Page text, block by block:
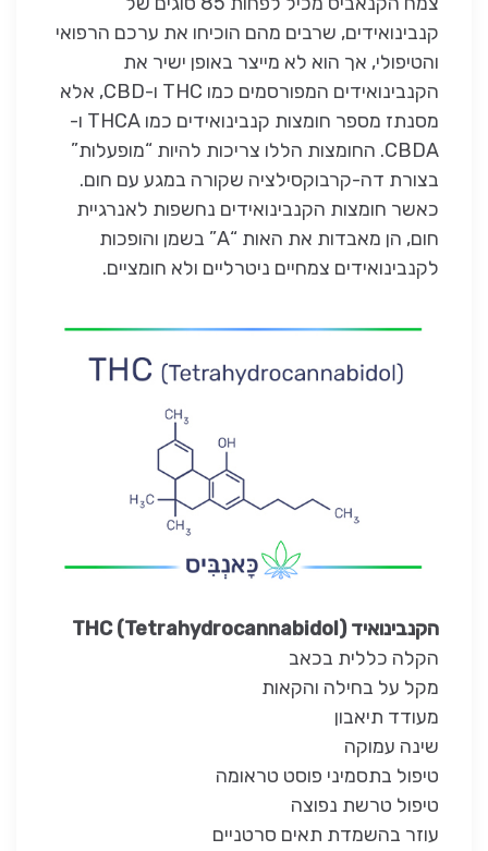
קנבינואידים, שרבים מהם הוכיחו את ערכם הרפואי
והטיפולי, אך הוא לא מייצר באופן ישיר את
הקנבינואידים המפורסמים כמו THC ו-CBD, אלא
מסנתז מספר חומצות קנבינואידים כמו THCA ו-
CBDA. החומצות הללו צריכות להיות “מופעלות”
בצורת דה-קרבוקסילציה שקורה במגע עם חום.
כאשר חומצות הקנבינואידים נחשפות לאנרגיית
חום, הן מאבדות את האות “A” בשמן והופכות
לקנבינואידים צמחיים ניטרליים ולא חומציים.
הקנבינואיד THC (Tetrahydrocannabidol)
הקלה כללית בכאב
מקל על בחילה והקאות
מעודד תיאבון
שינה עמוקה
טיפול בתסמיני פוסט טראומה
טיפול טרשת נפוצה
עוזר בהשמדת תאים סרטניים